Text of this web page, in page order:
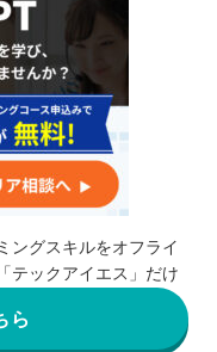
ングスキルをオフライ
テックアイエス」だけ
ら